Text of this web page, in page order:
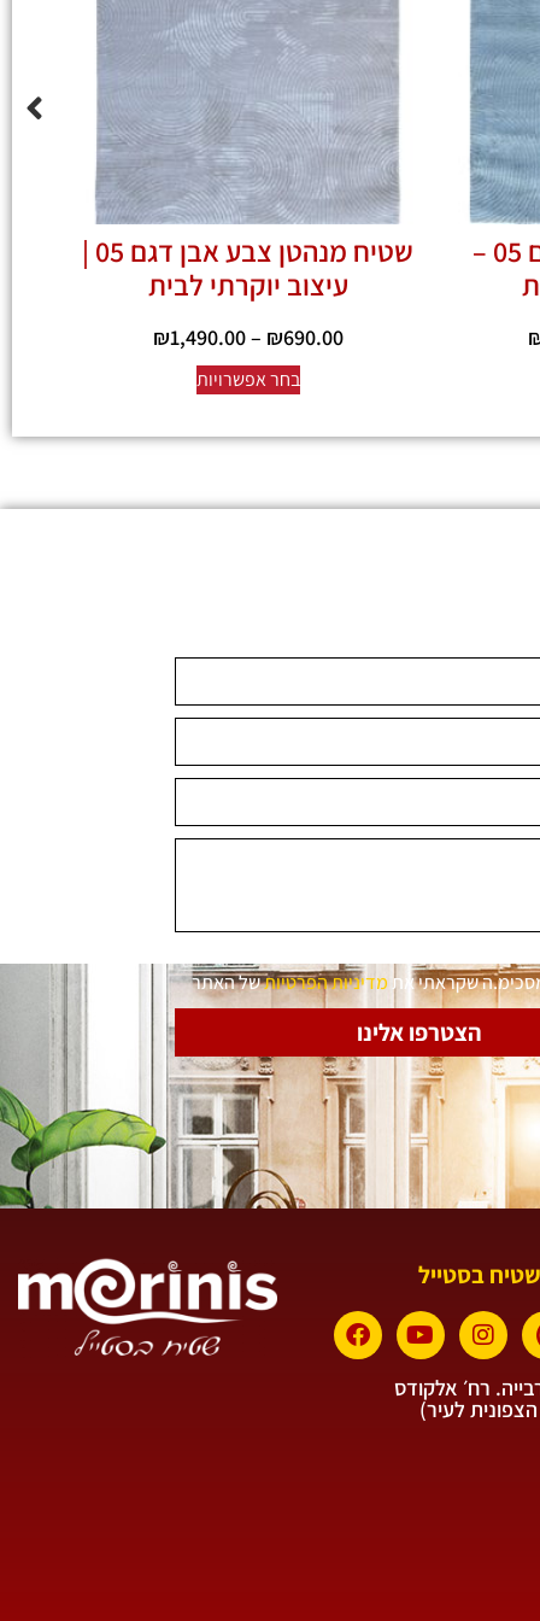
שטיח מנהטן אפור דגם 05 –
שטיח מנהטן צבע אבן דגם 05 |
עיצוב יוקרתי לבית
₪690.00
–
₪1,490.00
בחר אפשרויות
שקראתי את מדיניות הפרטיותשל האתר
הצטרפו אלינו
בסטייל
רח׳ אלקודס
לעיר)